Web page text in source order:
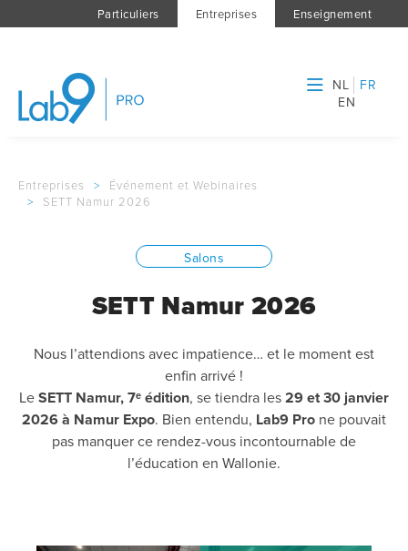
Particuliers Entreprises Enseignement
NL
FR
EN
Entreprises >
Événement et Webinaires
>
SETT Namur 2026
Salons
SETT Namur 2026
Nous l’attendions avec impatience… et le moment est
enfin arrivé !
LeSETT Namur, 7ᵉ édition, se tiendra les29 et 30 janvier
2026 à Namur Expo. Bien entendu, Lab9 Pro ne pouvait
pas manquer ce rendez-vous incontournable de
l’éducation en Wallonie.